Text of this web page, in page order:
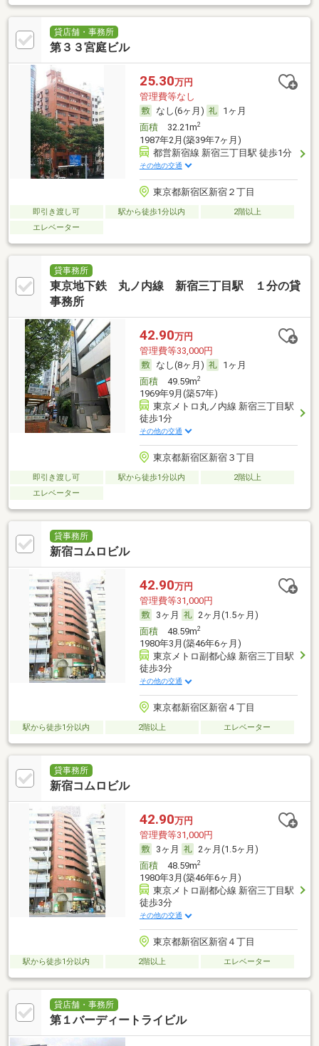
貸店舗・事務所
第３３宮庭ビル
25.30万円
管理費等なし
なし(6ヶ月)
1ヶ月
面積32.21m2
1987年2月(築39年7ヶ月)
都営新宿線 新宿三丁目駅 徒歩1分
その他の交通
東京都新宿区新宿２丁目
即引き渡し可 駅から徒歩1分以内
2階以上
エレベーター
貸事務所
東京地下鉄 丸ノ内線 新宿三丁目駅 １分の貸
事務所
42.90万円
管理費等33,000円
なし(8ヶ月)
1ヶ月
面積49.59m2
1969年9月(築57年)
東京メトロ丸ノ内線 新宿三丁目駅
徒歩1分
その他の交通
東京都新宿区新宿３丁目
即引き渡し可 駅から徒歩1分以内
2階以上
エレベーター
貸事務所
新宿コムロビル
42.90万円
管理費等31,000円
3ヶ月
2ヶ月(1.5ヶ月)
面積48.59m2
1980年3月(築46年6ヶ月)
東京メトロ副都心線 新宿三丁目駅
徒歩3分
その他の交通
東京都新宿区新宿４丁目
駅から徒歩1分以内 2階以上 エレベーター
貸事務所
新宿コムロビル
42.90万円
管理費等31,000円
3ヶ月
2ヶ月(1.5ヶ月)
面積48.59m2
1980年3月(築46年6ヶ月)
東京メトロ副都心線 新宿三丁目駅
徒歩3分
その他の交通
東京都新宿区新宿４丁目
駅から徒歩1分以内 2階以上 エレベーター
貸店舗・事務所
第１バーディートライビル